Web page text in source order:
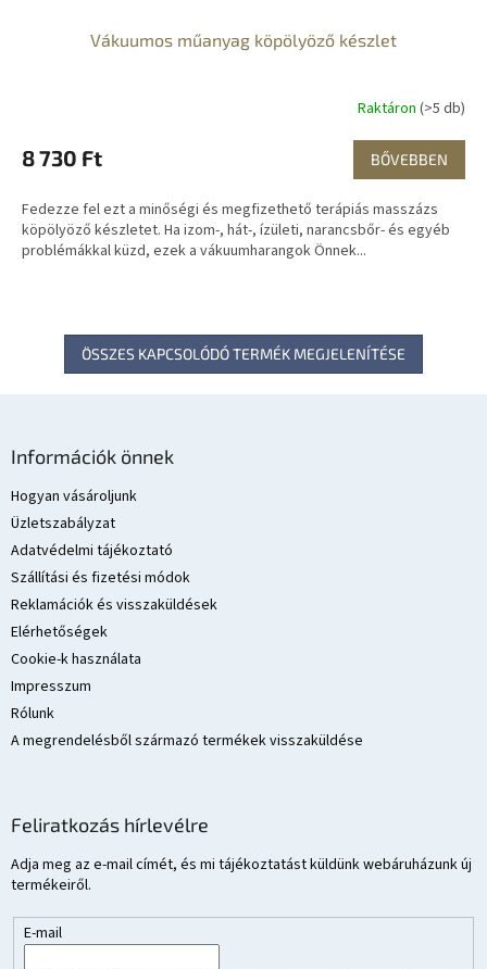
Vákuumos műanyag köpölyöző készlet
Raktáron (>5 db)
8 730 Ft BŐVEBBEN
Fedezze fel ezt a minőségi és megfizethető terápiás masszázs
köpölyöző készletet. Ha izom-, hát-, ízületi, narancsbőr- és egyéb
problémákkal küzd, ezek a vákuumharangok Önnek...
ÖSSZES KAPCSOLÓDÓ TERMÉK MEGJELENÍTÉSE
Információk önnek
Hogyan vásároljunk
Üzletszabályzat
Adatvédelmi tájékoztató
Szállítási és fizetési módok
Reklamációk és visszaküldések
Elérhetőségek
Cookie-k használata
Impresszum
Rólunk
A megrendelésből származó termékek visszaküldése
Feliratkozás hírlevélre
Adja meg az e-mail címét, és mi tájékoztatást küldünk webáruházunk új
termékeiről.
E-mail